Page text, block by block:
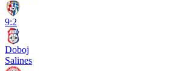
9:2
Doboj
Salines